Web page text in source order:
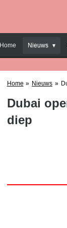
Home Nieuws
Home » Nieuws »
Dubai
diep